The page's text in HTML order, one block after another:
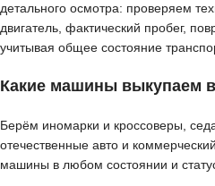
детального осмотра: проверяем
двигатель, фактический пробег,
учитывая общее состояние
Какие машины выкупаем
Берём иномарки и кроссоверы,
отечественные авто и
машины в любом состоянии и